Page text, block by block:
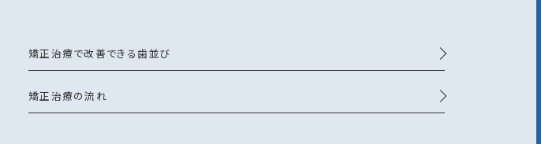
矯正治療で改善できる歯並び
矯正治療の流れ